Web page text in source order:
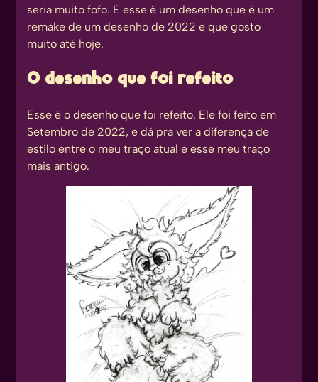
seria muito fofo. E esse é um desenho que é um
remake de um desenho de 2022 e que gosto
muito até hoje.
O desenho que foi refeito
Esse é o desenho que foi refeito. Ele foi feito em
Setembro de 2022, e dá pra ver a diferença de
estilo entre o meu traço atual e esse meu traço
mais antigo.